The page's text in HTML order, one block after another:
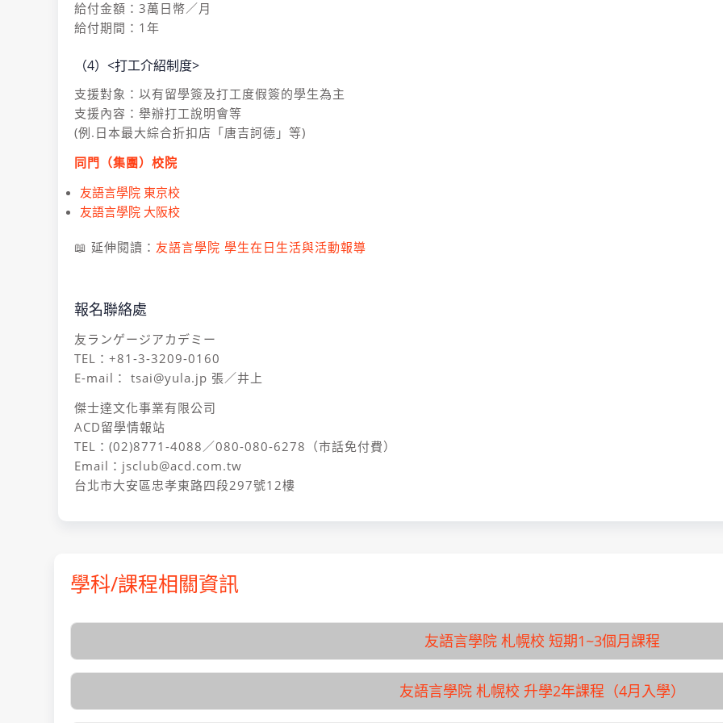
給付金額：3萬日幣／月
給付期間：1年
（4）<打工介紹制度>
支援對象：以有留學簽及打工度假簽的學生為主
支援內容：舉辦打工說明會等
(例.日本最大綜合折扣店「唐吉訶德」等)
同門（集團）校院
友語言學院 東京校
友語言學院 大阪校
📖 延伸閱讀： 友語言學院 學生在日生活與活動報導
報名聯絡處
友ランゲージアカデミー
TEL：+81-3-3209-0160
E-mail： tsai@yula.jp 張／井上
傑士達文化事業有限公司
ACD留學情報站
TEL：(02)8771-4088／080-080-6278（市話免付費）
Email：jsclub@acd.com.tw
台北市大安區忠孝東路四段297號12樓
學科/課程相關資訊
友語言學院 札幌校 短期1~3個月課程
學校名稱
入學月
1月
友語言學院 札幌校 升學2年課程（4月入學）